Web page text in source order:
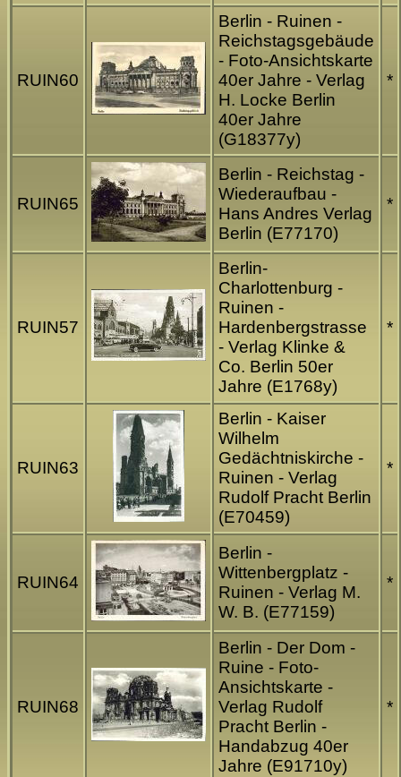
RUIN60
Berlin - Ruinen -
Reichstagsgebäude
- Foto-Ansichtskarte
40er Jahre - Verlag
H. Locke Berlin
40er Jahre
(G18377y)
*
RUIN65
Berlin - Reichstag -
Wiederaufbau -
Hans Andres Verlag
Berlin (E77170)
*
RUIN57
Berlin-
Charlottenburg -
Ruinen -
Hardenbergstrasse
- Verlag Klinke &
Co. Berlin 50er
Jahre (E1768y)
*
RUIN63
Berlin - Kaiser
Wilhelm
Gedächtniskirche -
Ruinen - Verlag
Rudolf Pracht Berlin
(E70459)
*
RUIN64
Berlin -
Wittenbergplatz -
Ruinen - Verlag M.
W. B. (E77159)
*
RUIN68
Berlin - Der Dom -
Ruine - Foto-
Ansichtskarte -
Verlag Rudolf
Pracht Berlin -
Handabzug 40er
Jahre (E91710y)
*